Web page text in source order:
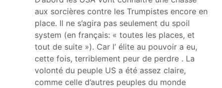
aux sorcières contre les Trumpistes encore en
place. Il ne s’agira pas seulement du spoil
system (en français: « toutes les places, et
tout de suite »). Car l’ élite au pouvoir a eu,
cette fois, terriblement peur de perdre . La
volonté du peuple US a été assez claire,
comme celle d’autres peuples du monde